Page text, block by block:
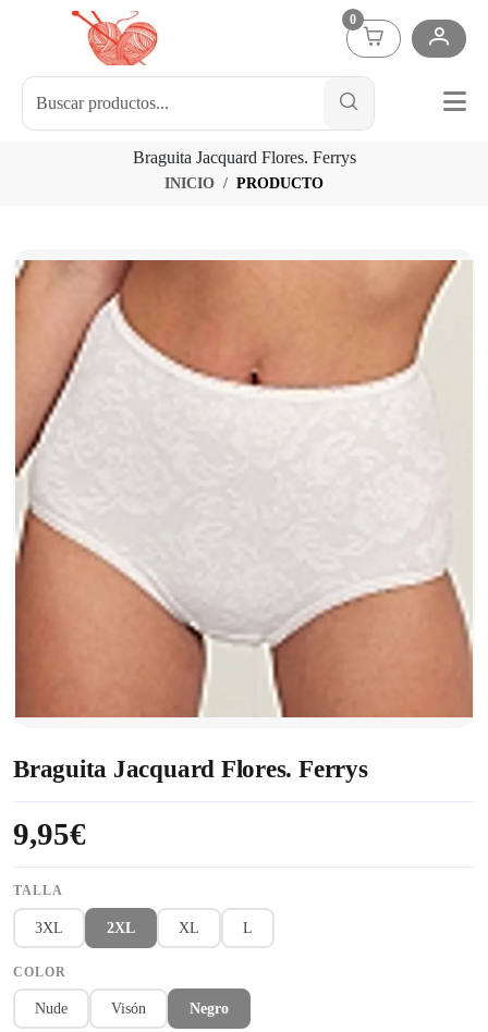
0
Braguita Jacquard Flores. Ferrys
INICIO PRODUCTO
Braguita Jacquard Flores. Ferrys
9,95€
TALLA
3XL 2XL XL L
COLOR
Nude Visón Negro